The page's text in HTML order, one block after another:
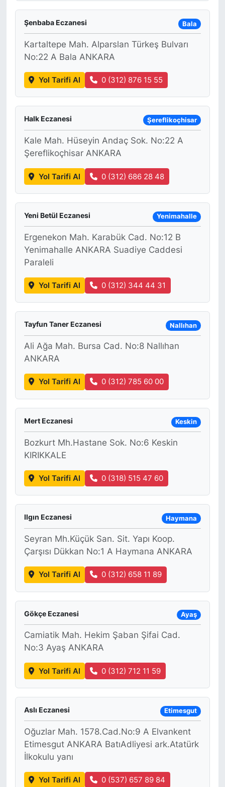
Şenbaba Eczanesi Bala
Kartaltepe Mah. Alparslan Türkeş Bulvarı
No:22 A Bala ANKARA
Yol Tarifi Al 0 (312) 876 15 55
Halk Eczanesi Şereflikoçhisar
Kale Mah. Hüseyin Andaç Sok. No:22 A
Şereflikoçhisar ANKARA
Yol Tarifi Al 0 (312) 686 28 48
Yeni Betül Eczanesi Yenimahalle
Ergenekon Mah. Karabük Cad. No:12 B
Yenimahalle ANKARA Suadiye Caddesi
Paraleli
Yol Tarifi Al 0 (312) 344 44 31
Tayfun Taner Eczanesi Nallıhan
Ali Ağa Mah. Bursa Cad. No:8 Nallıhan
ANKARA
Yol Tarifi Al 0 (312) 785 60 00
Mert Eczanesi Keskin
Bozkurt Mh.Hastane Sok. No:6 Keskin
KIRIKKALE
Yol Tarifi Al 0 (318) 515 47 60
Ilgın Eczanesi Haymana
Seyran Mh.Küçük San. Sit. Yapı Koop.
Çarşısı Dükkan No:1 A Haymana ANKARA
Yol Tarifi Al 0 (312) 658 11 89
Gökçe Eczanesi Ayaş
Camiatik Mah. Hekim Şaban Şifai Cad.
No:3 Ayaş ANKARA
Yol Tarifi Al 0 (312) 712 11 59
Aslı Eczanesi Etimesgut
Oğuzlar Mah. 1578.Cad.No:9 A Elvankent
Etimesgut ANKARA BatıAdliyesi ark.Atatürk
İlkokulu yanı
Yol Tarifi Al 0 (537) 657 89 84